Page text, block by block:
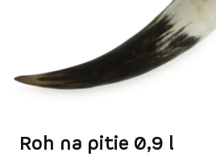
Roh na pitie 0,9 l